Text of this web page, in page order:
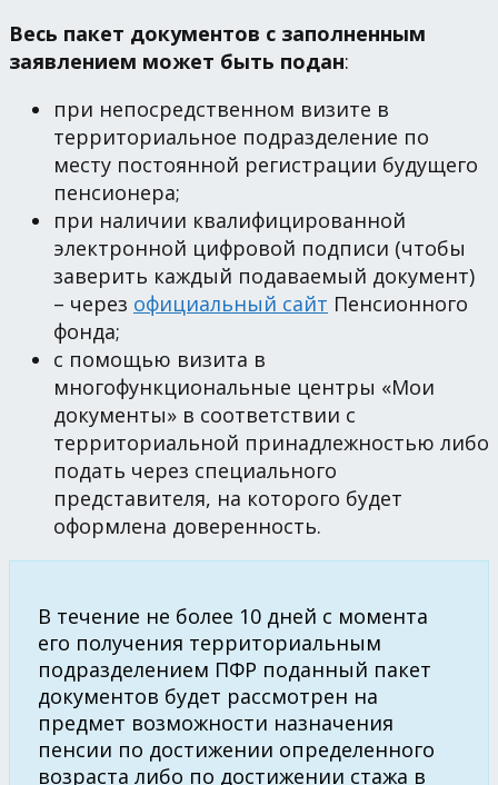
Весь пакет документов с заполненным
заявлением может быть подан:
при непосредственном визите в
территориальное подразделение по
месту постоянной регистрации будущего
пенсионера;
при наличии квалифицированной
электронной цифровой подписи (чтобы
заверить каждый подаваемый документ)
– через официальный сайт Пенсионного
фонда;
с помощью визита в
многофункциональные центры «Мои
документы» в соответствии с
территориальной принадлежностью либо
подать через специального
представителя, на которого будет
оформлена доверенность.
В течение не более 10 дней с момента
его получения территориальным
подразделением ПФР поданный пакет
документов будет рассмотрен на
предмет возможности назначения
пенсии по достижении определенного
возраста либо по достижении стажа в